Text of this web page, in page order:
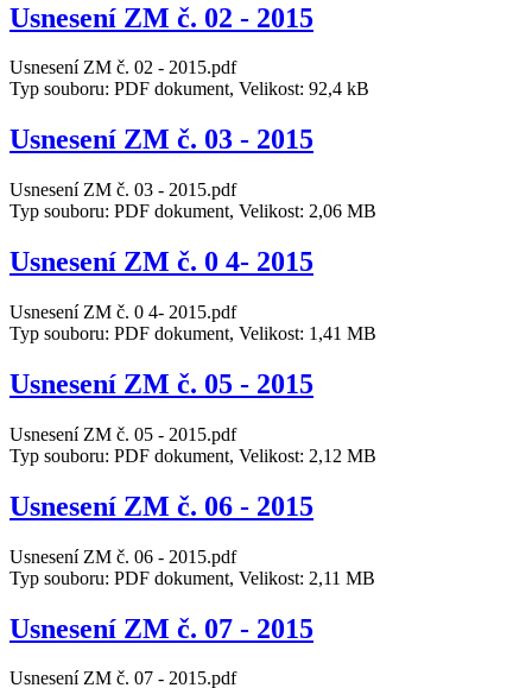
Usnesení ZM č. 02 - 2015
Usnesení ZM č. 02 - 2015.pdf
Typ souboru: PDF dokument, Velikost: 92,4 kB
Usnesení ZM č. 03 - 2015
Usnesení ZM č. 03 - 2015.pdf
Typ souboru: PDF dokument, Velikost: 2,06 MB
Usnesení ZM č. 0 4- 2015
Usnesení ZM č. 0 4- 2015.pdf
Typ souboru: PDF dokument, Velikost: 1,41 MB
Usnesení ZM č. 05 - 2015
Usnesení ZM č. 05 - 2015.pdf
Typ souboru: PDF dokument, Velikost: 2,12 MB
Usnesení ZM č. 06 - 2015
Usnesení ZM č. 06 - 2015.pdf
Typ souboru: PDF dokument, Velikost: 2,11 MB
Usnesení ZM č. 07 - 2015
Usnesení ZM č. 07 - 2015.pdf